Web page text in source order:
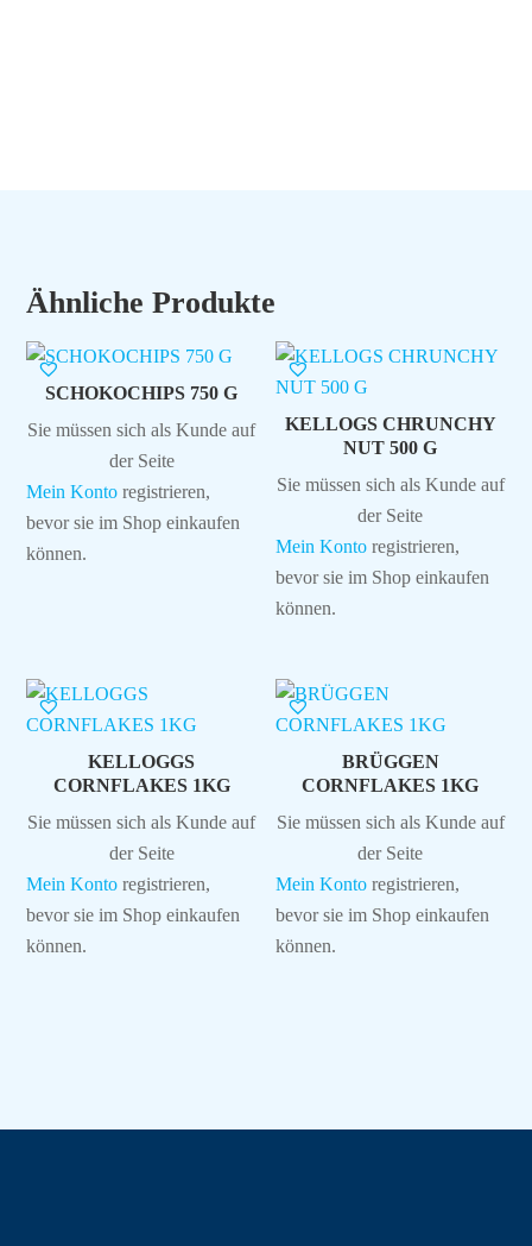
Ähnliche Produkte
SCHOKOCHIPS 750 G
Sie müssen sich als Kunde auf
der Seite
Mein Konto registrieren,
bevor sie im Shop einkaufen
können.
KELLOGS CHRUNCHY
NUT 500 G
Sie müssen sich als Kunde auf
der Seite
Mein Konto registrieren,
bevor sie im Shop einkaufen
können.
KELLOGGS
CORNFLAKES 1KG
Sie müssen sich als Kunde auf
der Seite
Mein Konto registrieren,
bevor sie im Shop einkaufen
können.
BRÜGGEN
CORNFLAKES 1KG
Sie müssen sich als Kunde auf
der Seite
Mein Konto registrieren,
bevor sie im Shop einkaufen
können.